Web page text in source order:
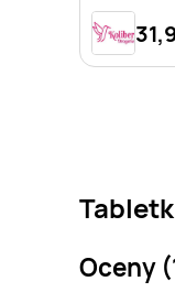
Oceny